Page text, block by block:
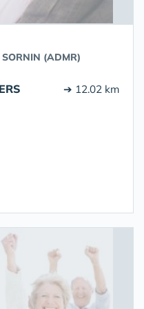
SORNIN (ADMR)
➔ 12.02 km